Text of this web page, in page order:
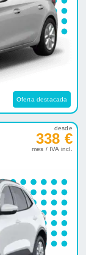
Oferta destacada
desde
338 €
mes / IVA incl.